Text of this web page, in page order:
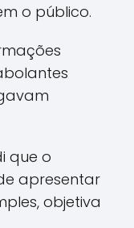
o público.
que o
apresentar
objetiva